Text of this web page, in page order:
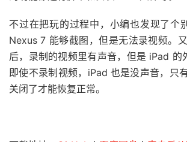
不过在把玩的过程中，小编也发现了个
Nexus 7 能够截图，但是无法录视频。
后，录制的视频里有声音，但是 iPad 的
即使不录制视频，iPad 也是没声音，只
关闭了才能恢复正常。